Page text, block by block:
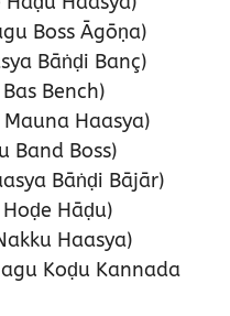
Boss Āgōṇa)
Bāṅḍi Banç)
Bench)
Haasya)
Boss)
Bāṅḍi Bājār)
Hāḍu)
Haasya)
Koḍu Kannada